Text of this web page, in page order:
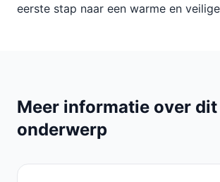
eerste stap naar een warme en
Meer informatie over dit
onderwerp